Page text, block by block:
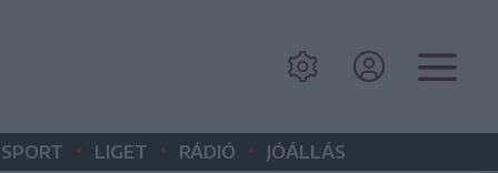
SPORT • LIGET • RÁDIÓ • JÓÁLLÁS